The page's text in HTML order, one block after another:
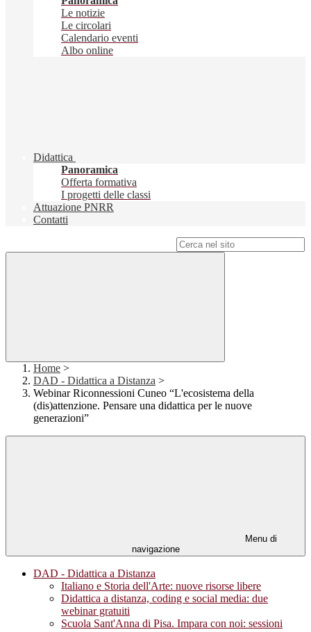
Le notizie
Le circolari
Calendario eventi
Albo online
Didattica
Panoramica
Offerta formativa
I progetti delle classi
Attuazione PNRR
Contatti
Home >
DAD - Didattica a Distanza >
Webinar Riconnessioni Cuneo “L'ecosistema della
(dis)attenzione. Pensare una didattica per le nuove
generazioni”
Menu di
navigazione
DAD - Didattica a Distanza
Italiano e Storia dell'Arte: nuove risorse libere
Didattica a distanza, coding e social media: due
webinar gratuiti
Scuola Sant'Anna di Pisa. Impara con noi: sessioni